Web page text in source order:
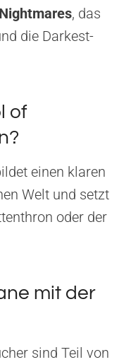
, das
die Darkest-
of
einen klaren
Welt und setzt
oder der
mit der
sind Teil von